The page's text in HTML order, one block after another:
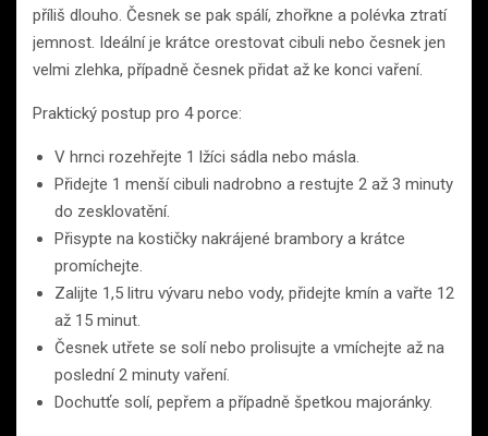
příliš dlouho. Česnek se pak spálí, zhořkne a polévka ztratí
jemnost. Ideální je krátce orestovat cibuli nebo česnek jen
velmi zlehka, případně česnek přidat až ke konci vaření.
Praktický postup pro 4 porce:
V hrnci rozehřejte 1 lžíci sádla nebo másla.
Přidejte 1 menší cibuli nadrobno a restujte 2 až 3 minuty
do zesklovatění.
Přisypte na kostičky nakrájené brambory a krátce
promíchejte.
Zalijte 1,5 litru vývaru nebo vody, přidejte kmín a vařte 12
až 15 minut.
Česnek utřete se solí nebo prolisujte a vmíchejte až na
poslední 2 minuty vaření.
Dochutťe solí, pepřem a případně špetkou majoránky.